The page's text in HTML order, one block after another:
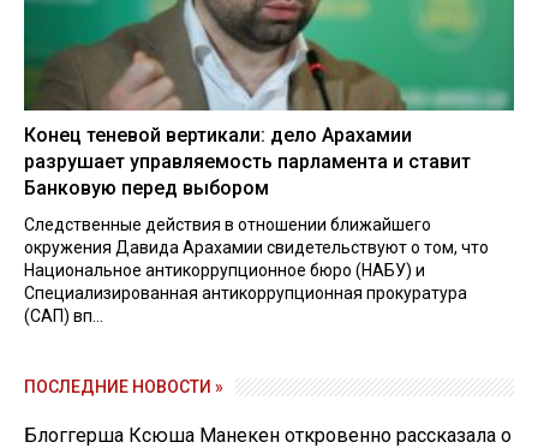
Конец теневой вертикали: дело Арахамии
разрушает управляемость парламента и ставит
Банковую перед выбором
Следственные действия в отношении ближайшего
окружения Давида Арахамии свидетельствуют о том, что
Национальное антикоррупционное бюро (НАБУ) и
Специализированная антикоррупционная прокуратура
(САП) вп...
ПОСЛЕДНИЕ НОВОСТИ »
Блоггерша Ксюша Манекен откровенно рассказала о